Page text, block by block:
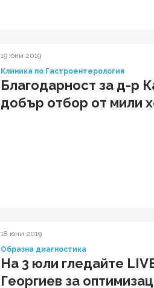
19 юни 2019
Клиника по Гастроентерология
Благодарност за д-р
добър отбор от мили
18 юни 2019
Образна диагностика
На 3 юли гледайте
Георгиев за